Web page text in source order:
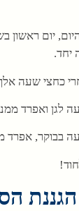
יום
יחד.
כחצי שעה
לגן ואפרד
בבוקר,
הגננת